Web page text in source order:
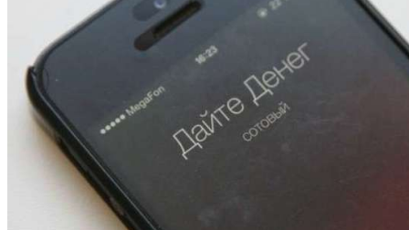
Покушение на убийство в Волгограде: девушка
напала на незнакомую женщину с ножом
12:39
Сладкий праздник в Волгограде: в Центральном
парке прошёл фестиваль „Арбузный переполох“